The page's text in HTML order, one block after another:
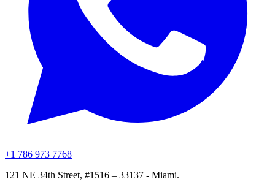
+1 786 973 7768
121 NE 34th Street, #1516 – 33137 - Miami.